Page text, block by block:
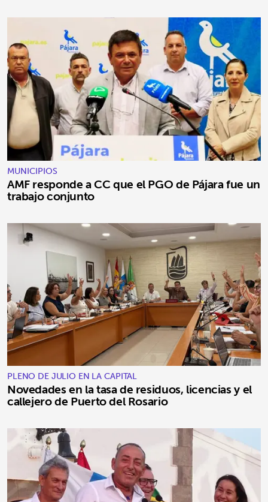
MUNICIPIOS
AMF responde a CC que el PGO de Pájara fue un
trabajo conjunto
PLENO DE JULIO EN LA CAPITAL
Novedades en la tasa de residuos, licencias y el
callejero de Puerto del Rosario